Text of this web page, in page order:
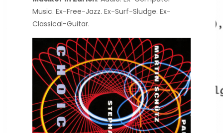
Music. Ex-Free-Jazz. Ex-Surf-Sludge. Ex-
Classical-Guitar.